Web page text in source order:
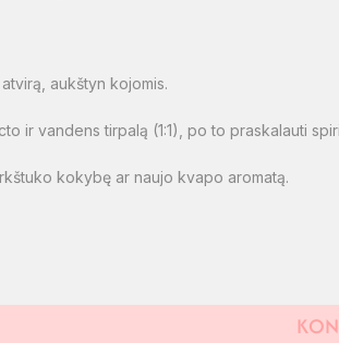
aukštyn kojomis.
ir vandens tirpalą (1:1), po to praskalauti
kokybę ar naujo kvapo aromatą.